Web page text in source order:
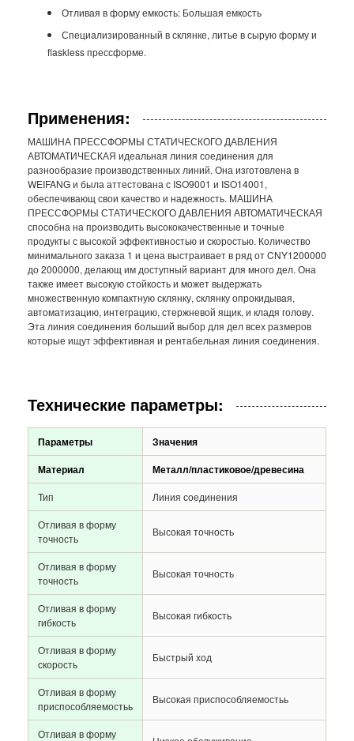
Отливая в форму емкость: Большая емкость
Специализированный в склянке, литье в сырую форму и
flaskless прессформе.
Применения:
МАШИНА ПРЕССФОРМЫ СТАТИЧЕСКОГО ДАВЛЕНИЯ
АВТОМАТИЧЕСКАЯ идеальная линия соединения для
разнообразие производственных линий. Она изготовлена в
WEIFANG и была аттестована с ISO9001 и ISO14001,
обеспечивающ свои качество и надежность. МАШИНА
ПРЕССФОРМЫ СТАТИЧЕСКОГО ДАВЛЕНИЯ АВТОМАТИЧЕСКАЯ
способна на производить высококачественные и точные
продукты с высокой эффективностью и скоростью. Количество
минимального заказа 1 и цена выстраивает в ряд от CNY1200000
до 2000000, делающ им доступный вариант для много дел. Она
также имеет высокую стойкость и может выдержать
множественную компактную склянку, склянку опрокидывая,
автоматизацию, интеграцию, стержневой ящик, и кладя голову.
Эта линия соединения больший выбор для дел всех размеров
которые ищут эффективная и рентабельная линия соединения.
Технические параметры:
Параметры
Значения
Материал
Металл/пластиковое/древесина
Тип Линия соединения
Отливая в форму
точность
Высокая точность
Отливая в форму
точность
Высокая точность
Отливая в форму
гибкость
Высокая гибкость
Отливая в форму
скорость
Быстрый ход
Отливая в форму
приспособляемостьь
Высокая приспособляемостьь
Отливая в форму